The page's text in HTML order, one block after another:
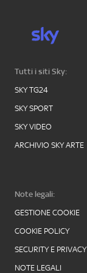
Tutti i siti Sky:
SKY TG24
SKY SPORT
SKY VIDEO
ARCHIVIO SKY ARTE
Note legali:
GESTIONE COOKIE
COOKIE POLICY
SECURITY E PRIVACY
NOTE LEGALI